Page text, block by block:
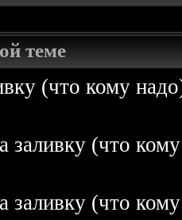
теме
(что кому
заливку (что
заливку (что